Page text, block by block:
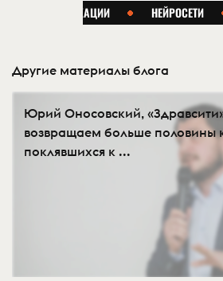
Другие материалы блога
Юрий Оносовский,
возвращаем больше половины
поклявшихся к ...